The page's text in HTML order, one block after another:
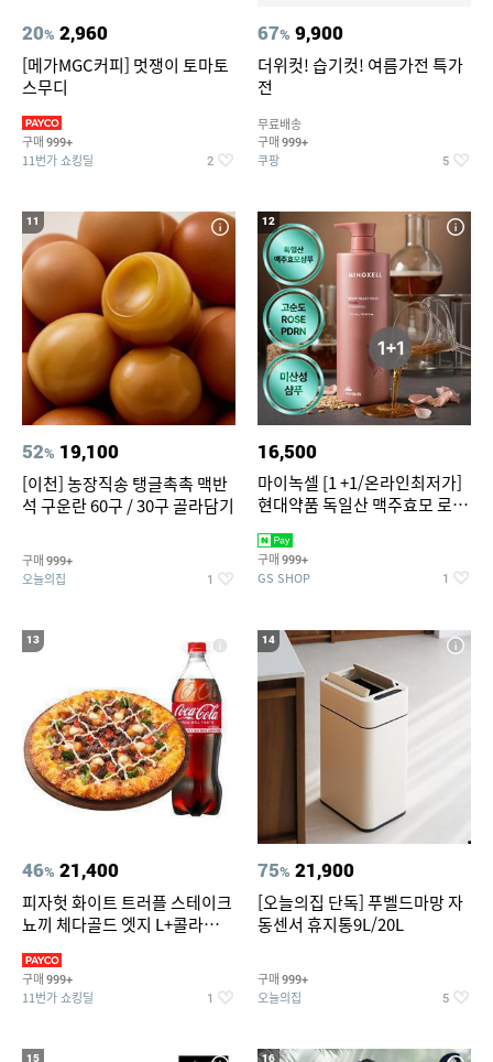
20% 2,960
[메가MGC커피] 멋쟁이 토마토
스무디
구매 999+
11번가 쇼킹딜 2
67% 9,900
더위컷! 습기컷! 여름가전 특가
전
무료배송
구매 999+
쿠팡 5
11
52% 19,100
[이천] 농장직송 탱글촉촉 맥반
석 구운란 60구 / 30구 골라담기
구매 999+
오늘의집 1
12
16,500
마이녹셀 [1 +1/온라인최저가]
현대약품 독일산 맥주효모 로즈
1000ml (정가 100,000원)
구매 999+
GS SHOP 1
13
46% 21,400
피자헛 화이트 트러플 스테이크
뇨끼 체다골드 엣지 L+콜라
구매 999+
11번가 쇼킹딜 1
14
75% 21,900
[오늘의집 단독] 푸벨드마망 자
동센서 휴지통9L/20L
구매 999+
오늘의집 5
15 16